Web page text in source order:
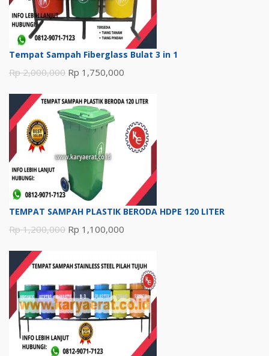
Tempat Sampah Fiberglass Bulat 3 in 1
Rp2,000,000 Harga
adalah:
Rp 2,000,000.
Rp 1,750,000
ini
adalah:
Rp 1,750,000.
TEMPAT SAMPAH PLASTIK BERODA HDPE 120 LITER
Rp1,200,000 Harga
adalah:
Rp 1,100,000
ini
adalah:
Rp 1,100,000.